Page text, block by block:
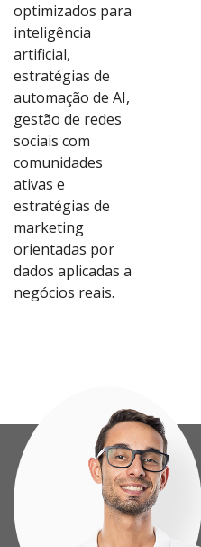
optimizados para
inteligência
artificial,
estratégias de
automação de AI,
gestão de redes
sociais com
comunidades
ativas e
estratégias de
marketing
orientadas por
dados aplicadas a
negócios reais.